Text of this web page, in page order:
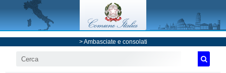
>Ambasciate e consolati